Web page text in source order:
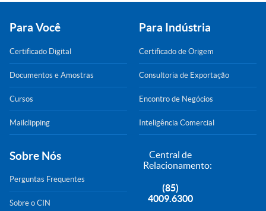
Para Você
Certificado Digital
Documentos e Amostras
Cursos
Mailclipping
Para Indústria
Certificado de Origem
Consultoria de Exportação
Encontro de Negócios
Inteligência Comercial
Sobre Nós
Perguntas Frequentes
Sobre o CIN
Central de
Relacionamento:
(85)
4009.6300